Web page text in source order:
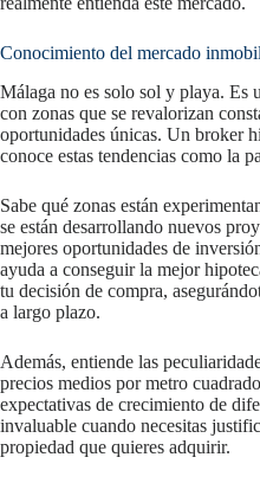
Conocimiento del mercado
Málaga no es solo sol y playa.
con zonas que se revalorizan
oportunidades únicas. Un broker
conoce estas tendencias como la
Sabe qué zonas están
se están desarrollando nuevos
mejores oportunidades de
ayuda a conseguir la mejor
tu decisión de compra,
a largo plazo.
Además, entiende las
precios medios por metro
expectativas de crecimiento de
invaluable cuando necesitas
propiedad que quieres adquirir.